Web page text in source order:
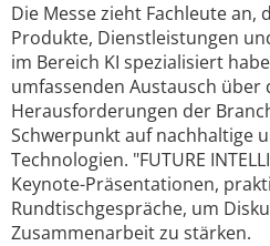
Die Messe zieht Fachleute an,
Produkte, Dienstleistungen
im Bereich KI spezialisiert
umfassenden Austausch über
Herausforderungen der
Schwerpunkt auf nachhaltige
Technologien. "FUTURE
Keynote-Präsentationen,
Rundtischgespräche, um
Zusammenarbeit zu stärken.